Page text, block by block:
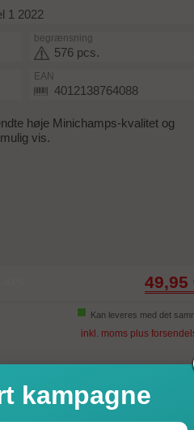
1 2022
begrænsning
576 pcs.
EAN
4012138764088
høje Minichamps-kvalitet og
vis.
49,95
Kan leveres med det
inkl. moms plus
i indkøbsvognen
kampagne